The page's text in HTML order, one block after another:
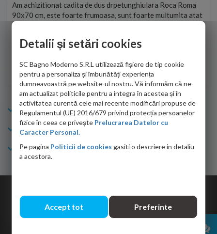
Am achizitionat cadita de dus drpetunghiulara Roca Roma
90x70 cm, este foarte frumoasa, sunt foarte multumita atat
de personalul firmei dvs. cu care am colaborat in obtinerea
adus coletul in siguranta.Numai bine, va doresc!
Sofrone Viviana -28.07.2026
Info Bagno
Cumparaturi
Suport clienti
Detalii și setări cookies
SC Bagno Moderno S.R.L utilizează fișiere de tip cookie
pentru a personaliza și îmbunătăți experiența
dumneavoastră pe website-ul nostru. Vă informăm că ne-
am actualizat politicile pentru a integra în acestea și în
activitatea curentă cele mai recente modificări propuse de
Regulamentul (UE) 2016/679 privind protecția persoanelor
fizice în ceea ce privește Prelucrarea Datelor cu
Caracter Personal.
Pe pagina Politicii de cookies gasiti o descriere in detaliu
a acestora.
Accept tot Preferinte